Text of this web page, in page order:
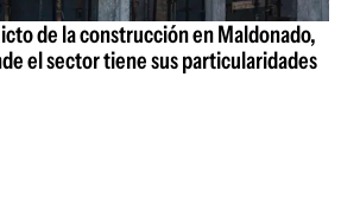
de la construcción en Maldonado,
el sector tiene sus particularidades